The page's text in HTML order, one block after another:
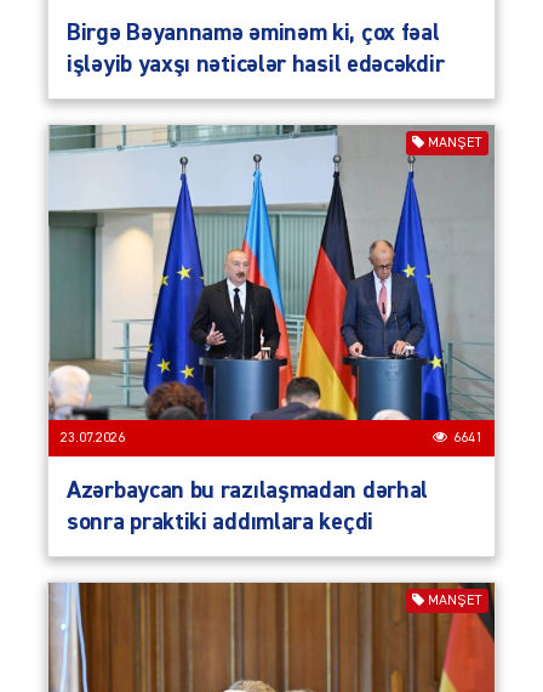
Birgə Bəyannamə əminəm ki, çox fəal
işləyib yaxşı nəticələr hasil edəcəkdir
MANŞET
23.07.2026 6641
Azərbaycan bu razılaşmadan dərhal
sonra praktiki addımlara keçdi
MANŞET